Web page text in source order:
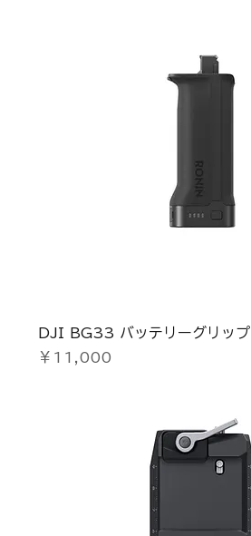
DJI BG33 バッテリーグリップ
価格
￥11,000